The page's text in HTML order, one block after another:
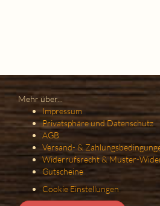
Mehr über...
Impressum
Privatsphäre und Datenschutz
AGB
Versand- &
Widerrufsrecht & Muster-
Gutscheine
Cookie Einstellungen